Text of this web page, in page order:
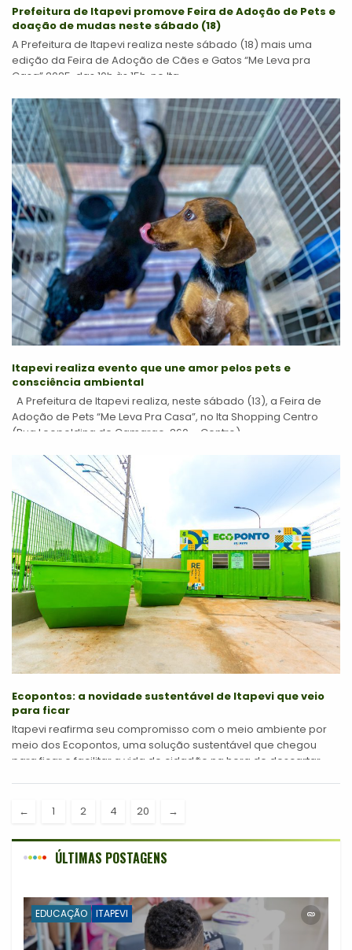
Prefeitura de Itapevi promove Feira de Adoção de Pets e
doação de mudas neste sábado (18)
A Prefeitura de Itapevi realiza neste sábado (18) mais uma
edição da Feira de Adoção de Cães e Gatos “Me Leva pra
Casa” 2025, das 10h às 15h, no Ita...
Itapevi realiza evento que une amor pelos pets e
consciência ambiental
A Prefeitura de Itapevi realiza, neste sábado (13), a Feira de
Adoção de Pets “Me Leva Pra Casa”, no Ita Shopping Centro
(Rua Leopoldina de Camargo, 260 – Centro),...
Ecopontos: a novidade sustentável de Itapevi que veio
para ficar
Itapevi reafirma seu compromisso com o meio ambiente por
meio dos Ecopontos, uma solução sustentável que chegou
para ficar e facilitar a vida do cidadão na hora de descartar
← 1 2 4 20 →
ÚLTIMAS POSTAGENS
EDUCAÇÃO ITAPEVI